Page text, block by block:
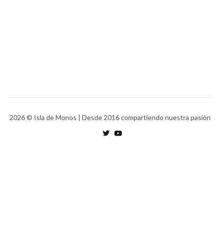
2026© Isla de Monos | Desde 2016 compartiendo nuestra pasión